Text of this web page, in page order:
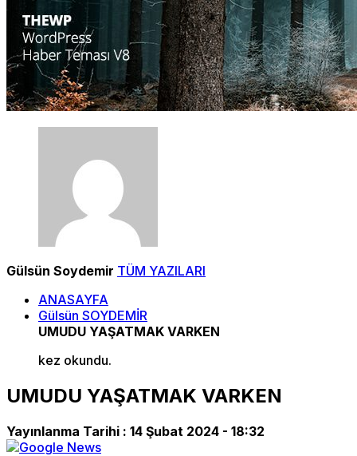
Gülsün Soydemir TÜM YAZILARI
ANASAYFA
Gülsün SOYDEMİR
UMUDU YAŞATMAK VARKEN
kez okundu.
UMUDU YAŞATMAK VARKEN
Yayınlanma Tarihi : 14 Şubat 2024 - 18:32